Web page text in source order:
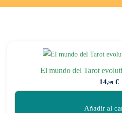
El mundo del Tarot
14,99 €
Añadir al